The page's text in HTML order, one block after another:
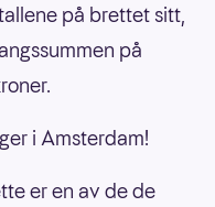
på brettet sitt,
på
i Amsterdam!
er en av de de